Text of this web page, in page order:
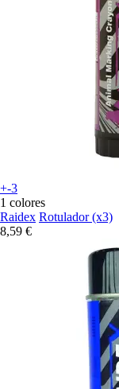
+-3
1 colores
Raidex Rotulador (x3)
8,59 €